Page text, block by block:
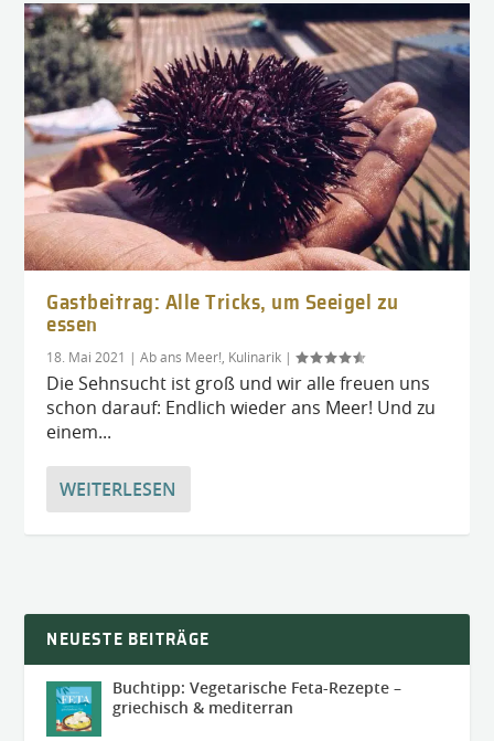
Gastbeitrag: Alle Tricks, um Seeigel zu
essen
18. Mai 2021 |Ab ans Meer! Kulinarik |
Die Sehnsucht ist groß und wir alle freuen uns
schon darauf: Endlich wieder ans Meer! Und zu
einem...
WEITERLESEN
NEUESTE BEITRÄGE
Buchtipp: Vegetarische Feta-Rezepte –
griechisch & mediterran